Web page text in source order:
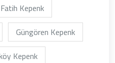
Fatih Kepenk
Güngören Kepenk
Kepenk